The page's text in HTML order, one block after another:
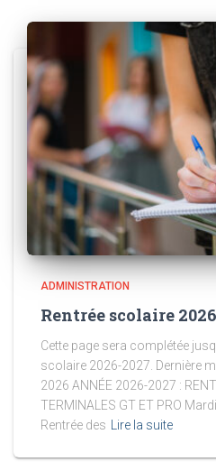
ADMINISTRATION
Rentrée scolaire
Cette page sera complétée
scolaire 2026-2027. Dernière
2026 ANNÉE 2026-2027 :
TERMINALES GT ET PRO
Rentrée des
Lire la suite